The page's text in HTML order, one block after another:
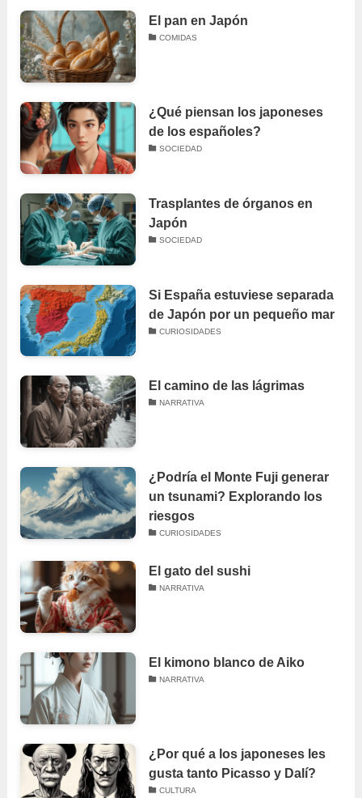
El pan en Japón
COMIDAS
¿Qué piensan los japoneses
de los españoles?
SOCIEDAD
Trasplantes de órganos en
Japón
SOCIEDAD
Si España estuviese separada
de Japón por un pequeño mar
CURIOSIDADES
El camino de las lágrimas
NARRATIVA
¿Podría el Monte Fuji generar
un tsunami? Explorando los
riesgos
CURIOSIDADES
El gato del sushi
NARRATIVA
El kimono blanco de Aiko
NARRATIVA
¿Por qué a los japoneses les
gusta tanto Picasso y Dalí?
CULTURA